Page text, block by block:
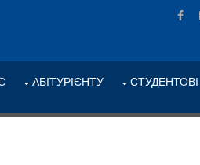
АБІТУРІЄНТУ СТУДЕНТОВІ